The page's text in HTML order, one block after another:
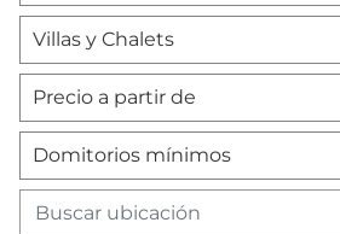
Villas y Chalets
Precio a partir de
Domitorios mínimos